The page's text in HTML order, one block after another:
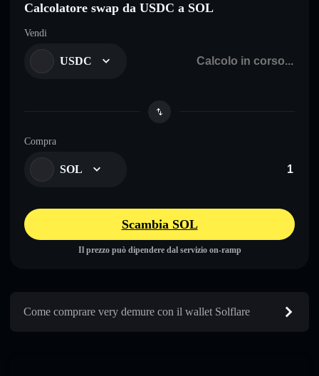
Calcolatore swap da USDC a SOL
Vendi
USDC
Compra
SOL
Scambia SOL
Il prezzo può dipendere dal servizio on-ramp
Come comprare very demure con il wallet Solflare